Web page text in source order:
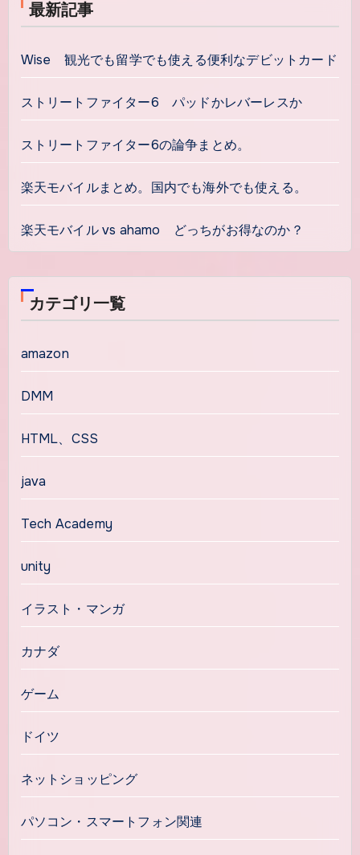
最新記事
Wise 観光でも留学でも使える便利なデビットカード
ストリートファイター6 パッドかレバーレスか
ストリートファイター6の論争まとめ。
楽天モバイルまとめ。国内でも海外でも使える。
楽天モバイル vs ahamo どっちがお得なのか？
カテゴリ一覧
amazon
DMM
HTML、CSS
java
Tech Academy
unity
イラスト・マンガ
カナダ
ゲーム
ドイツ
ネットショッピング
パソコン・スマートフォン関連